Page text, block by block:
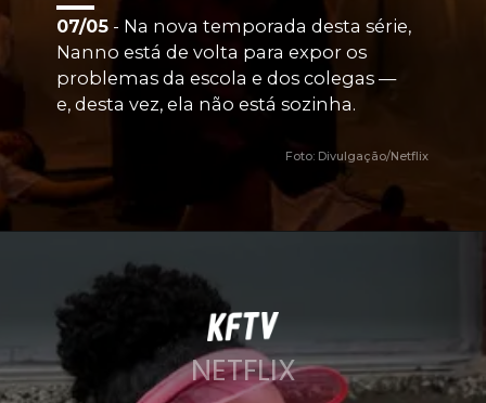
07/05 - Na nova temporada desta série,
Nanno está de volta para expor os
problemas da escola e dos colegas —
e, desta vez, ela não está sozinha.
Foto: Divulgação/Netflix
NETFLIX